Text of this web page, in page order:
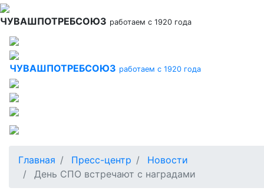
Перейти
к
основному
содержанию
ЧУВАШПОТРЕБСОЮЗ работаем с 1920 года
ЧУВАШПОТРЕБСОЮЗ работаем с 1920 года
Главная Пресс-центр
Новости
День СПО встречают с наградами